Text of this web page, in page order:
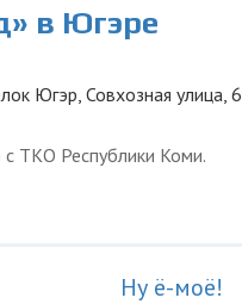
в Югэре
Югэр, Совхозная улица,
ТКО Республики Коми.
Ну ё-моё!